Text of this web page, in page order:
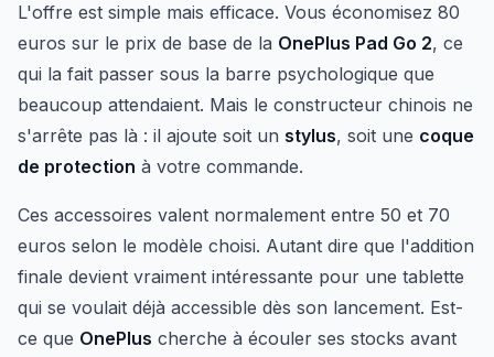
L'offre est simple mais efficace. Vous économisez 80
euros sur le prix de base de la OnePlus Pad Go 2, ce
qui la fait passer sous la barre psychologique que
beaucoup attendaient. Mais le constructeur chinois ne
s'arrête pas là : il ajoute soit un stylus, soit une coque
de protection à votre commande.
Ces accessoires valent normalement entre 50 et 70
euros selon le modèle choisi. Autant dire que l'addition
finale devient vraiment intéressante pour une tablette
qui se voulait déjà accessible dès son lancement. Est-
ce que OnePlus cherche à écouler ses stocks avant